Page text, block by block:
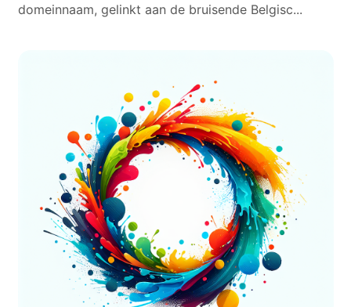
domeinnaam, gelinkt aan de bruisende Belgisc...